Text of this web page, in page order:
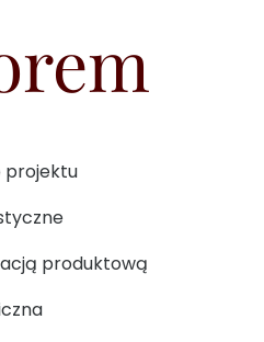
projektu
produktową